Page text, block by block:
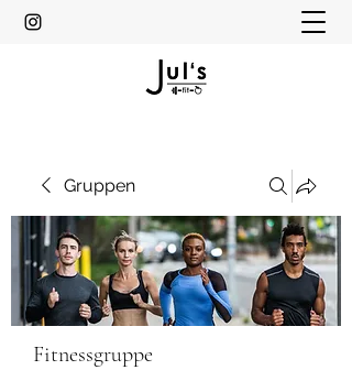
Gruppen
Fitnessgruppe